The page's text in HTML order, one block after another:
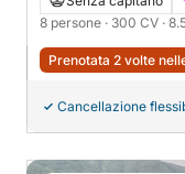
8 persone · 300 CV ·
Prenotata 2 volte
Cancellazione